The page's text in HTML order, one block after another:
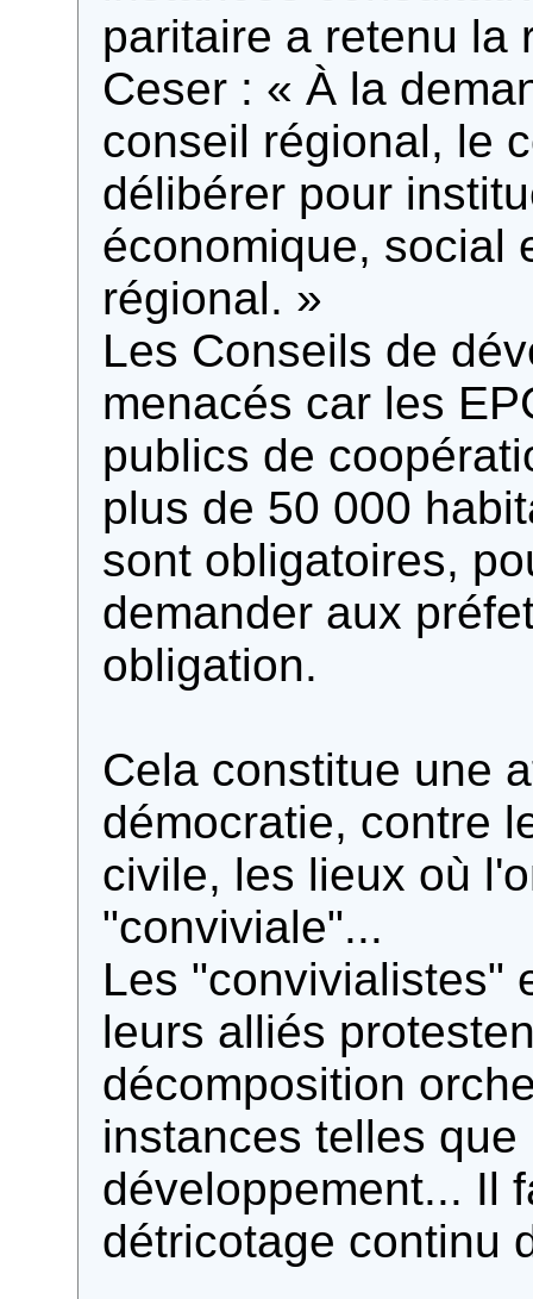
paritaire a retenu la
Ceser : « À la
conseil régional, le
délibérer pour
économique, social
régional. »
Les Conseils de
menacés car les
publics de
plus de 50 000
sont obligatoires,
demander aux
obligation.
Cela constitue une
démocratie, contre
civile, les lieux où
"conviviale"...
Les "convivialistes"
leurs alliés
décomposition
instances telles
développement... Il
détricotage continu